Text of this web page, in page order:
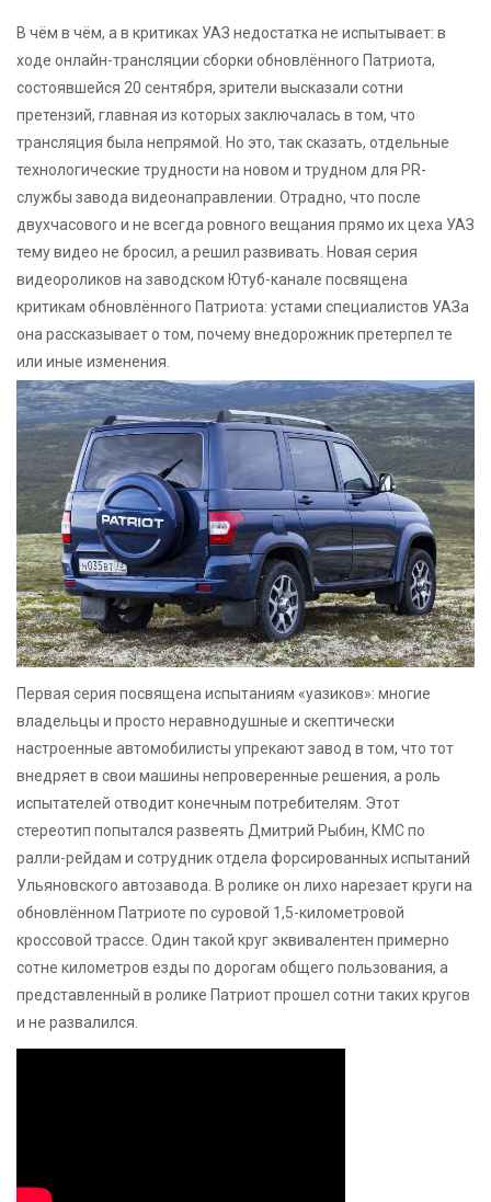
В чём в чём, а в критиках УАЗ недостатка не испытывает: в
ходе онлайн-трансляции сборки обновлённого Патриота,
состоявшейся 20 сентября, зрители высказали сотни
претензий, главная из которых заключалась в том, что
трансляция была непрямой. Но это, так сказать, отдельные
технологические трудности на новом и трудном для PR-
службы завода видеонаправлении. Отрадно, что после
двухчасового и не всегда ровного вещания прямо их цеха УАЗ
тему видео не бросил, а решил развивать. Новая серия
видеороликов на заводском Ютуб-канале посвящена
критикам обновлённого Патриота: устами специалистов УАЗа
она рассказывает о том, почему внедорожник претерпел те
или иные изменения.
Первая серия посвящена испытаниям «уазиков»: многие
владельцы и просто неравнодушные и скептически
настроенные автомобилисты упрекают завод в том, что тот
внедряет в свои машины непроверенные решения, а роль
испытателей отводит конечным потребителям. Этот
стереотип попытался развеять Дмитрий Рыбин, КМС по
ралли-рейдам и сотрудник отдела форсированных испытаний
Ульяновского автозавода. В ролике он лихо нарезает круги на
обновлённом Патриоте по суровой 1,5-километровой
кроссовой трассе. Один такой круг эквивалентен примерно
сотне километров езды по дорогам общего пользования, а
представленный в ролике Патриот прошел сотни таких кругов
и не развалился.